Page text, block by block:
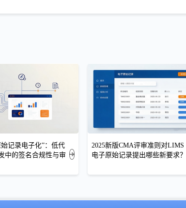
记录电子化”：低代
中的签名合规性与审
2025新版CMA评审准则对LIMS
电子原始记录提出哪些新要求？